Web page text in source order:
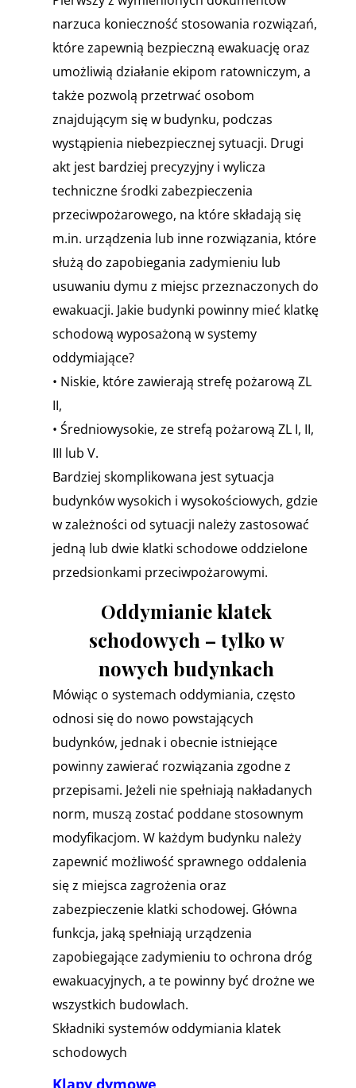
narzuca konieczność stosowania rozwiązań,
które zapewnią bezpieczną ewakuację oraz
umożliwią działanie ekipom ratowniczym, a
także pozwolą przetrwać osobom
znajdującym się w budynku, podczas
wystąpienia niebezpiecznej sytuacji. Drugi
akt jest bardziej precyzyjny i wylicza
techniczne środki zabezpieczenia
przeciwpożarowego, na które składają się
m.in. urządzenia lub inne rozwiązania, które
służą do zapobiegania zadymieniu lub
usuwaniu dymu z miejsc przeznaczonych do
ewakuacji. Jakie budynki powinny mieć klatkę
schodową wyposażoną w systemy
oddymiające?
• Niskie, które zawierają strefę pożarową ZL
II,
• Średniowysokie, ze strefą pożarową ZL I, II,
III lub V.
Bardziej skomplikowana jest sytuacja
budynków wysokich i wysokościowych, gdzie
w zależności od sytuacji należy zastosować
jedną lub dwie klatki schodowe oddzielone
przedsionkami przeciwpożarowymi.
Oddymianie klatek
schodowych – tylko w
nowych budynkach
Mówiąc o systemach oddymiania, często
odnosi się do nowo powstających
budynków, jednak i obecnie istniejące
powinny zawierać rozwiązania zgodne z
przepisami. Jeżeli nie spełniają nakładanych
norm, muszą zostać poddane stosownym
modyfikacjom. W każdym budynku należy
zapewnić możliwość sprawnego oddalenia
się z miejsca zagrożenia oraz
zabezpieczenie klatki schodowej. Główna
funkcja, jaką spełniają urządzenia
zapobiegające zadymieniu to ochrona dróg
ewakuacyjnych, a te powinny być drożne we
wszystkich budowlach.
Składniki systemów oddymiania klatek
schodowych
Klapy dymowe